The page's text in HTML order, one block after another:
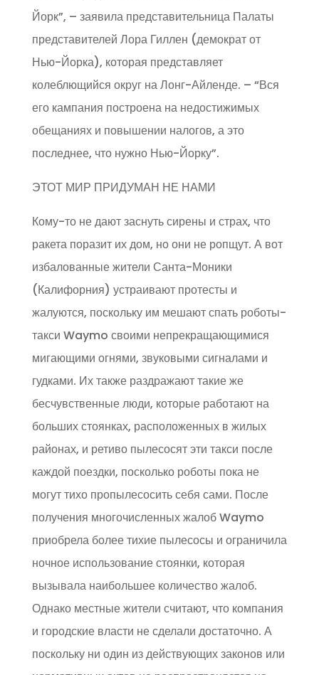
Йорк”, – заявила представительница Палаты
представителей Лора Гиллен (демократ от
Нью-Йорка), которая представляет
колеблющийся округ на Лонг-Айленде. – “Вся
его кампания построена на недостижимых
обещаниях и повышении налогов, а это
последнее, что нужно Нью-Йорку”.
ЭТОТ МИР ПРИДУМАН НЕ НАМИ
Кому-то не дают заснуть сирены и страх, что
ракета поразит их дом, но они не ропщут. А вот
избалованные жители Санта-Моники
(Калифорния) устраивают протесты и
жалуются, поскольку им мешают спать роботы-
такси Waymo своими непрекращающимися
мигающими огнями, звуковыми сигналами и
гудками. Их также раздражают такие же
бесчувственные люди, которые работают на
больших стоянках, расположенных в жилых
районах, и ретиво пылесосят эти такси после
каждой поездки, посколько роботы пока не
могут тихо пропылесосить себя сами. После
получения многочисленных жалоб Waymo
приобрела более тихие пылесосы и ограничила
ночное использование стоянки, которая
вызывала наибольшее количество жалоб.
Однако местные жители считают, что компания
и городские власти не сделали достаточно. А
поскольку ни один из действующих законов или